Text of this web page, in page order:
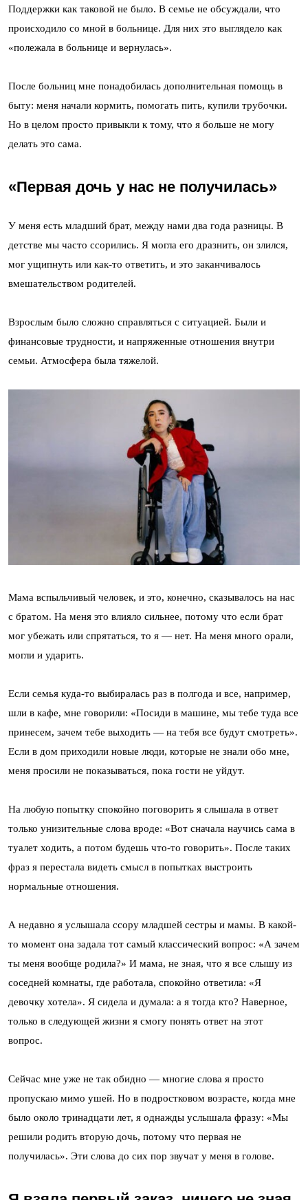
Поддержки как таковой не было. В семье не обсуждали, что
происходило со мной в больнице. Для них это выглядело как
«полежала в больнице и вернулась».
После больниц мне понадобилась дополнительная помощь в
быту: меня начали кормить, помогать пить, купили трубочки.
Но в целом просто привыкли к тому, что я больше не могу
делать это сама.
«Первая дочь у нас не получилась»
У меня есть младший брат, между нами два года разницы. В
детстве мы часто ссорились. Я могла его дразнить, он злился,
мог ущипнуть или как-то ответить, и это заканчивалось
вмешательством родителей.
Взрослым было сложно справляться с ситуацией. Были и
финансовые трудности, и напряженные отношения внутри
семьи. Атмосфера была тяжелой.
Мама вспыльчивый человек, и это, конечно, сказывалось на нас
с братом. На меня это влияло сильнее, потому что если брат
мог убежать или спрятаться, то я — нет. На меня много орали,
могли и ударить.
Если семья куда-то выбиралась раз в полгода и все, например,
шли в кафе, мне говорили: «Посиди в машине, мы тебе туда все
принесем, зачем тебе выходить — на тебя все будут смотреть».
Если в дом приходили новые люди, которые не знали обо мне,
меня просили не показываться, пока гости не уйдут.
На любую попытку спокойно поговорить я слышала в ответ
только унизительные слова вроде: «Вот сначала научись сама в
туалет ходить, а потом будешь что-то говорить». После таких
фраз я перестала видеть смысл в попытках выстроить
нормальные отношения.
А недавно я услышала ссору младшей сестры и мамы. В какой-
то момент она задала тот самый классический вопрос: «А зачем
ты меня вообще родила?» И мама, не зная, что я все слышу из
соседней комнаты, где работала, спокойно ответила: «Я
девочку хотела». Я сидела и думала: а я тогда кто? Наверное,
только в следующей жизни я смогу понять ответ на этот
вопрос.
Сейчас мне уже не так обидно — многие слова я просто
пропускаю мимо ушей. Но в подростковом возрасте, когда мне
было около тринадцати лет, я однажды услышала фразу: «Мы
решили родить вторую дочь, потому что первая не
получилась». Эти слова до сих пор звучат у меня в голове.